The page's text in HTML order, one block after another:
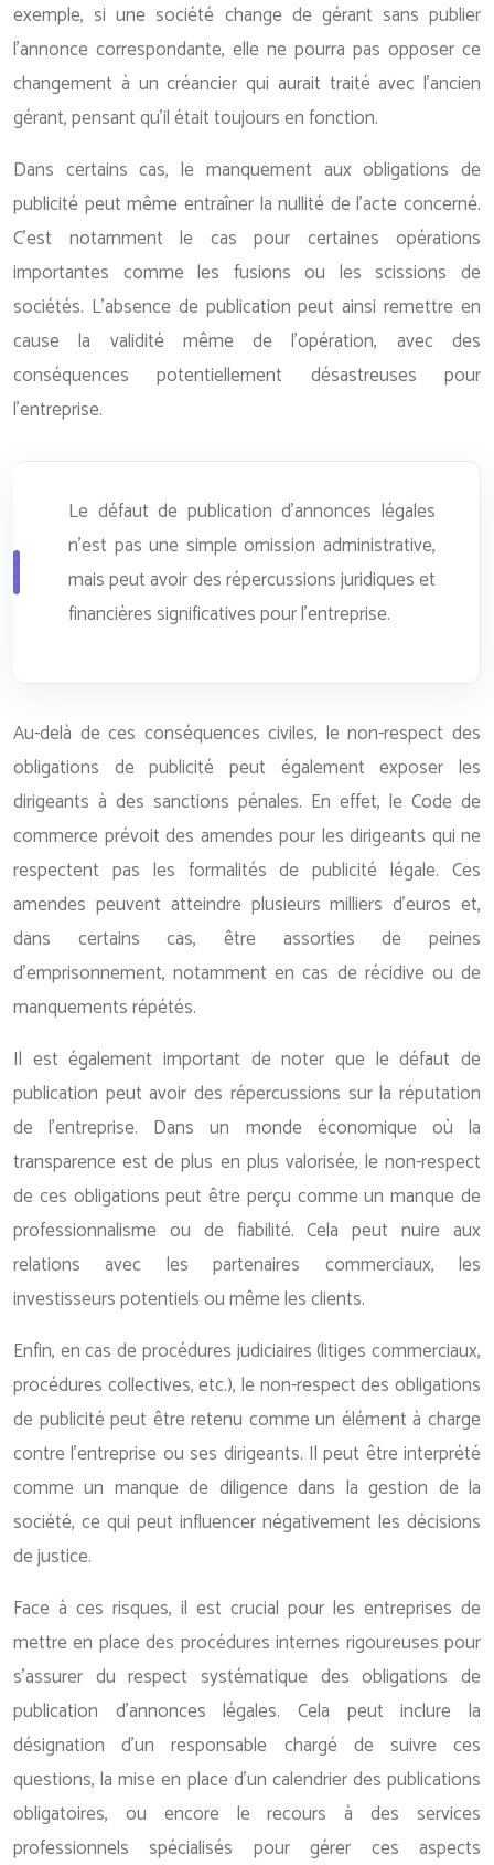
exemple, si une société change de gérant sans publier
l’annonce correspondante, elle ne pourra pas opposer ce
changement à un créancier qui aurait traité avec l’ancien
gérant, pensant qu’il était toujours en fonction.
Dans certains cas, le manquement aux obligations de
publicité peut même entraîner la nullité de l’acte concerné.
C’est notamment le cas pour certaines opérations
importantes comme les fusions ou les scissions de
sociétés. L’absence de publication peut ainsi remettre en
cause la validité même de l’opération, avec des
conséquences potentiellement désastreuses pour
l’entreprise.
Le défaut de publication d’annonces légales
n’est pas une simple omission administrative,
mais peut avoir des répercussions juridiques et
financières significatives pour l’entreprise.
Au-delà de ces conséquences civiles, le non-respect des
obligations de publicité peut également exposer les
dirigeants à des sanctions pénales. En effet, le Code de
commerce prévoit des amendes pour les dirigeants qui ne
respectent pas les formalités de publicité légale. Ces
amendes peuvent atteindre plusieurs milliers d’euros et,
dans certains cas, être assorties de peines
d’emprisonnement, notamment en cas de récidive ou de
manquements répétés.
Il est également important de noter que le défaut de
publication peut avoir des répercussions sur la réputation
de l’entreprise. Dans un monde économique où la
transparence est de plus en plus valorisée, le non-respect
de ces obligations peut être perçu comme un manque de
professionnalisme ou de fiabilité. Cela peut nuire aux
relations avec les partenaires commerciaux, les
investisseurs potentiels ou même les clients.
Enfin, en cas de procédures judiciaires (litiges commerciaux,
procédures collectives, etc.), le non-respect des obligations
de publicité peut être retenu comme un élément à charge
contre l’entreprise ou ses dirigeants. Il peut être interprété
comme un manque de diligence dans la gestion de la
société, ce qui peut influencer négativement les décisions
de justice.
Face à ces risques, il est crucial pour les entreprises de
mettre en place des procédures internes rigoureuses pour
s’assurer du respect systématique des obligations de
publication d’annonces légales. Cela peut inclure la
désignation d’un responsable chargé de suivre ces
questions, la mise en place d’un calendrier des publications
obligatoires, ou encore le recours à des services
professionnels spécialisés pour gérer ces aspects